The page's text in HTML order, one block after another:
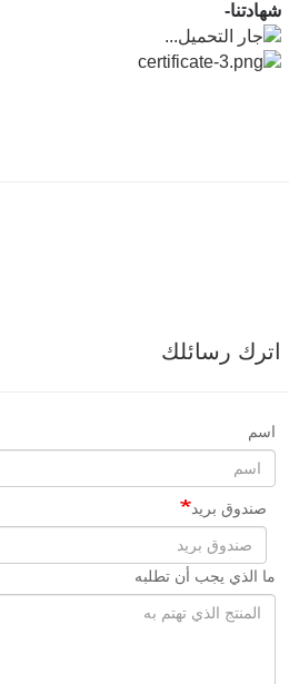
شهادتنا-
اترك رسائلك
اسم
صندوق بريد
ما الذي يجب أن تطلبه